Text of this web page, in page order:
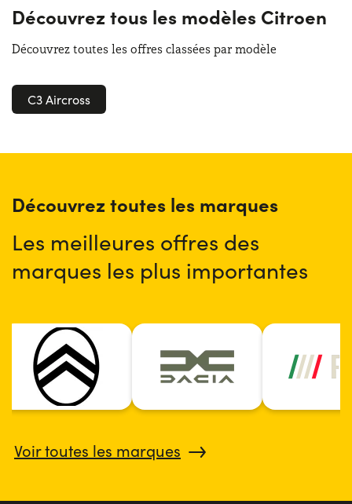
Découvrez tous les modèles Citroen
Découvrez toutes les offres classées par modèle
C3 Aircross
Découvrez toutes les marques
Les meilleures offres des
marques les plus importantes
Voir toutes les marques